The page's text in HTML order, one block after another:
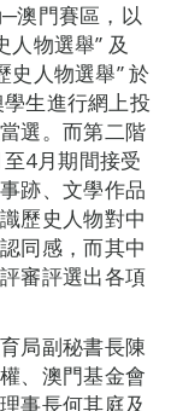
澳門賽區，以
人物選舉” 及
史人物選舉” 於
生進行網上投
選。而第二階
4月期間接受
跡、文學作品
歷史人物對中
同感，而其中
審評選出各項
局副秘書長陳
、澳門基金會
事長何其庭及